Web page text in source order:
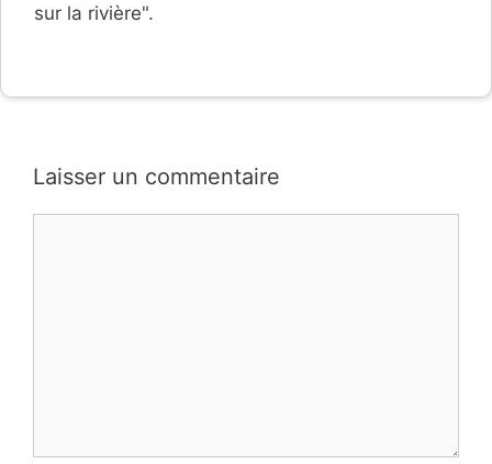
sur la rivière".
Laisser un commentaire